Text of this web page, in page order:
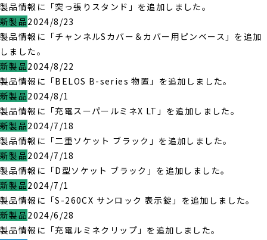
製品情報に「突っ張りスタンド」を追加しました。
新製品2024/8/23
製品情報に「チャンネルSカバー＆カバー用ピンベース」を追加
しました。
新製品2024/8/22
製品情報に「BELOS B-series 物置」を追加しました。
新製品2024/8/1
製品情報に「充電スーパールミネX LT」を追加しました。
新製品2024/7/18
製品情報に「二重ソケット ブラック」を追加しました。
新製品2024/7/18
製品情報に「D型ソケット ブラック」を追加しました。
新製品2024/7/1
製品情報に「S-260CX サンロック 表示錠」を追加しました。
新製品2024/6/28
製品情報に「充電ルミネクリップ」を追加しました。